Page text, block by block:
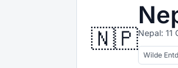
🇳🇵Nepal: 11
Wilde